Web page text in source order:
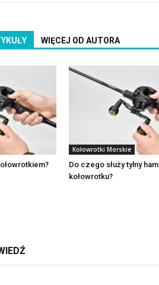
WIĘCEJ OD AUTORA
Kołowrotki Morskie
Do czego służy tylny
kołowrotku?